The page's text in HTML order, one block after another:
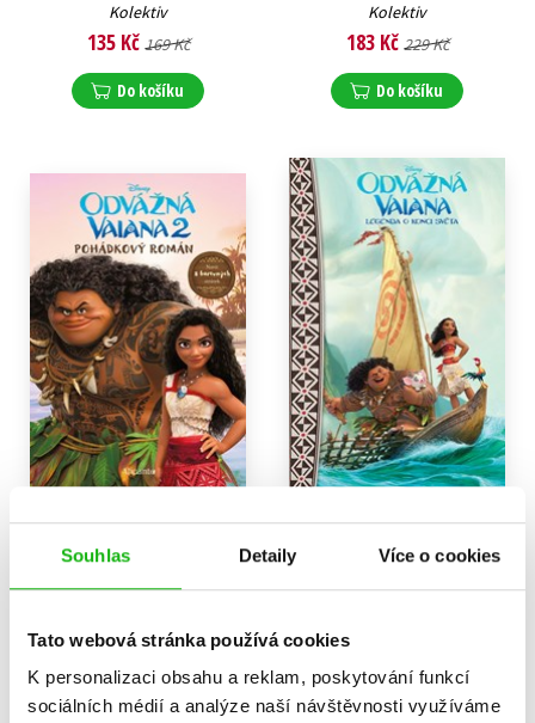
Souhlas Detaily Více o cookies
Tato webová stránka používá cookies
K personalizaci obsahu a reklam, poskytování funkcí
sociálních médií a analýze naší návštěvnosti využíváme
Kolektiv
135 Kč 169 Kč
Do košíku
Kolektiv
183 Kč 229 Kč
Do košíku
Odvážná Vaiana 2 -
Kolektiv
199 Kč
Do košíku
Odvážná Vaiana – Legenda
román
Kolektiv
Do košíku